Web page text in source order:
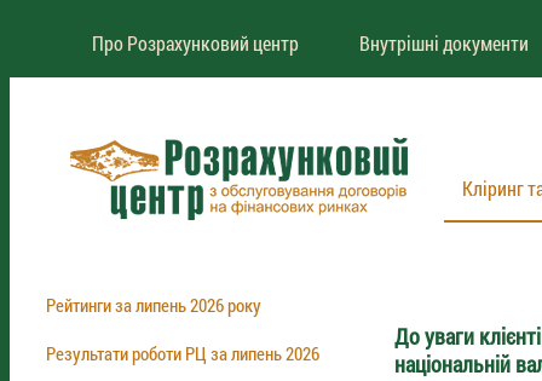
Про Розрахунковий центр Внутрішні документи
Кліринг
Рейтинги за липень 2026 року
Результати роботи РЦ за липень 2026
До уваги
національній